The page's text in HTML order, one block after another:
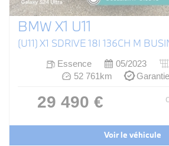
BMW X1 U11
Essence 05/2023
52 761km
29 490 €
Voir le véhicule